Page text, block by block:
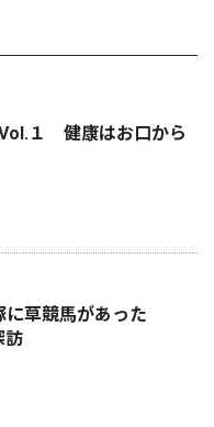
１ 健康はお口から
草競馬があった
訪